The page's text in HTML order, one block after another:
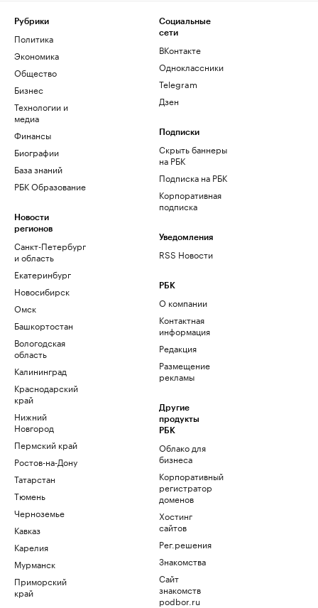
Рубрики
Политика
Экономика
Общество
Бизнес
Технологии и
медиа
Финансы
Биографии
База знаний
РБК Образование
Новости
регионов
Санкт-Петербург
и область
Екатеринбург
Новосибирск
Омск
Башкортостан
Вологодская
область
Калининград
Краснодарский
край
Нижний
Новгород
Пермский край
Ростов-на-Дону
Татарстан
Тюмень
Черноземье
Кавказ
Карелия
Мурманск
Приморский
край
Социальные
сети
ВКонтакте
Одноклассники
Telegram
Дзен
Подписки
Скрыть баннеры
на РБК
Подписка на РБК
Корпоративная
подписка
Уведомления
RSS Новости
РБК
О компании
Контактная
информация
Редакция
Размещение
рекламы
Другие
продукты
РБК
Облако для
бизнеса
Корпоративный
регистратор
доменов
Хостинг
сайтов
Рег.решения
Знакомства
Сайт
знакомств
podbor.ru